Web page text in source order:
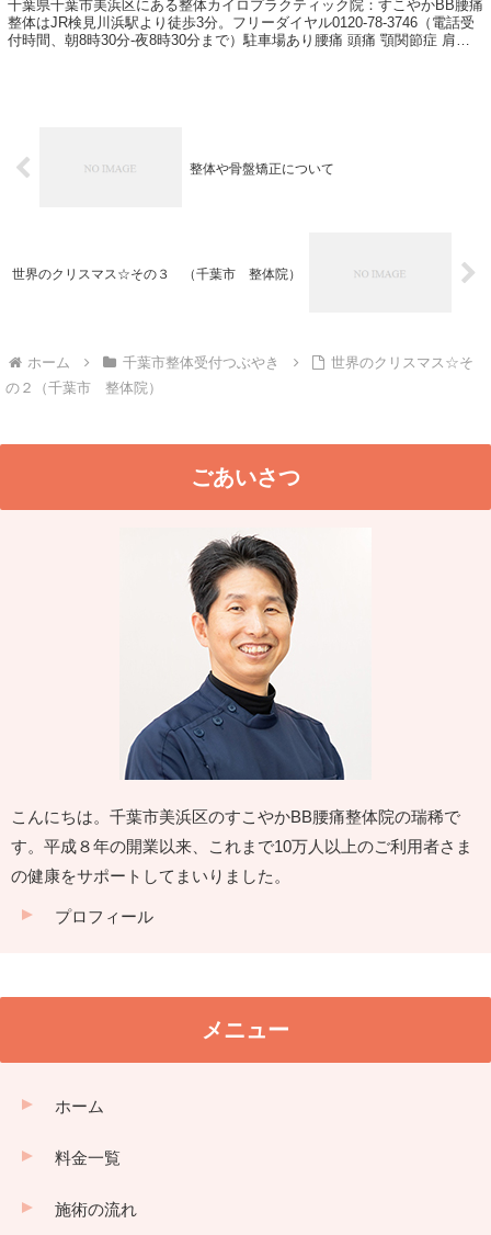
千葉県千葉市美浜区にある整体カイロプラクティック院：すこやかBB腰痛
整体はJR検見川浜駅より徒歩3分。フリーダイヤル0120-78-3746（電話受
付時間、朝8時30分-夜8時30分まで）駐車場あり腰痛 頭痛 顎関節症 肩こ
整体や骨盤矯正について
世界のクリスマス☆その３ （千葉市 整体院）
ホーム 千葉市整体受付つぶやき
世界のクリスマス☆そ
の２（千葉市 整体院）
ごあいさつ
こんにちは。千葉市美浜区のすこやかBB腰痛整体院の瑞稀で
す。平成８年の開業以来、これまで10万人以上のご利用者さま
の健康をサポートしてまいりました。
プロフィール
メニュー
ホーム
料金一覧
施術の流れ